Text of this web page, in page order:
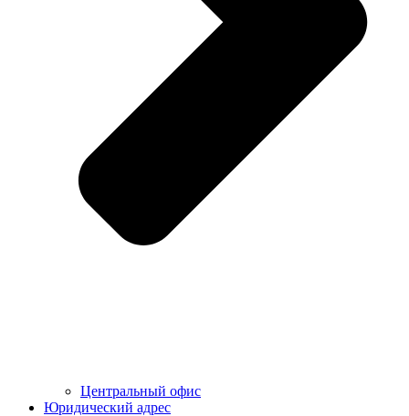
Центральный офис
Юридический адрес